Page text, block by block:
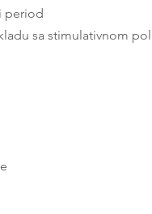
period
sa stimulativnom